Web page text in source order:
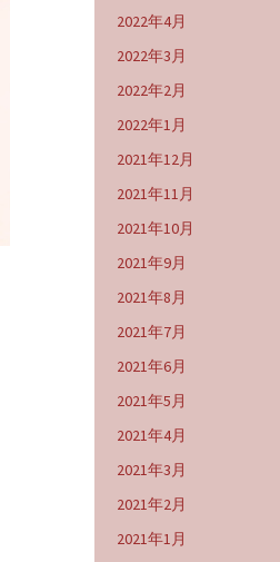
2022年4月
2022年3月
2022年2月
2022年1月
2021年12月
2021年11月
2021年10月
2021年9月
2021年8月
2021年7月
2021年6月
2021年5月
2021年4月
2021年3月
2021年2月
2021年1月